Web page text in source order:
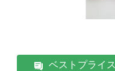
ベストプライス